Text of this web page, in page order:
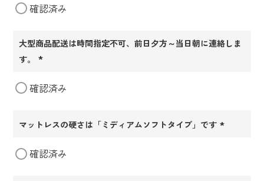
確認済み
大型商品配送は時間指定不可、前日夕方～当日朝に連絡しま
す。
須)
確認済み
マットレスの硬さは「ミディアムソフトタイプ」です
確認済み